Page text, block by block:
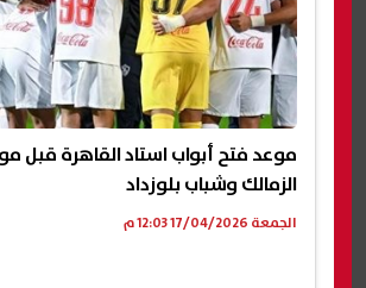
موعد فتح أبواب استاد القاهرة قبل
الزمالك وشباب بلوزداد
الجمعة 17/04/2026 12:03 م